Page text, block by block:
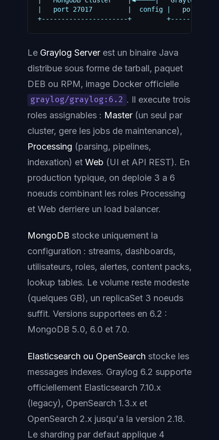
|   port 27017         |  config |   port
Le Graylog Server est un binaire Java
distribue sous forme de tarball, paquet
DEB ou RPM, image Docker officielle
graylog/graylog:6.2 . Il execute trois
roles assignables : Master (un seul par
cluster, gere les jobs de maintenance),
Processing (parsing, pipelines,
indexation) et Web (UI et API REST). En
production typique, on deploie 3 a 6
noeuds combinant les roles Processing
et Web derriere un load balancer.
MongoDB stocke uniquement la
configuration : streams, dashboards,
utilisateurs, roles, alertes, content packs,
lookup tables. Le volume reste modeste
(quelques GB), un replicaSet 3 noeuds
suffit. Versions supportees en 6.2 :
MongoDB 5.0, 6.0 et 7.0.
Elasticsearch ou OpenSearch stocke les
messages indexes. Graylog 6.2 supporte
officiellement Elasticsearch 7.10.x
(legacy), OpenSearch 1.3.x et
OpenSearch 2.x jusqu'a la version 2.18.
Le sharding par defaut applique 4